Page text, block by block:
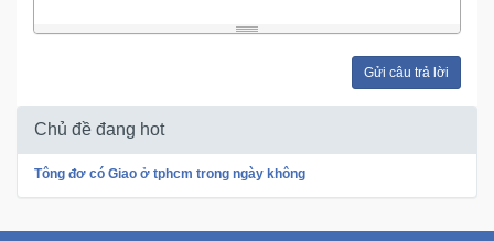
Đồ
Điện
Dụng
Máy
Gửi câu trả lời
Chủ đề đang hot
Tông đơ có Giao ở tphcm trong ngày không